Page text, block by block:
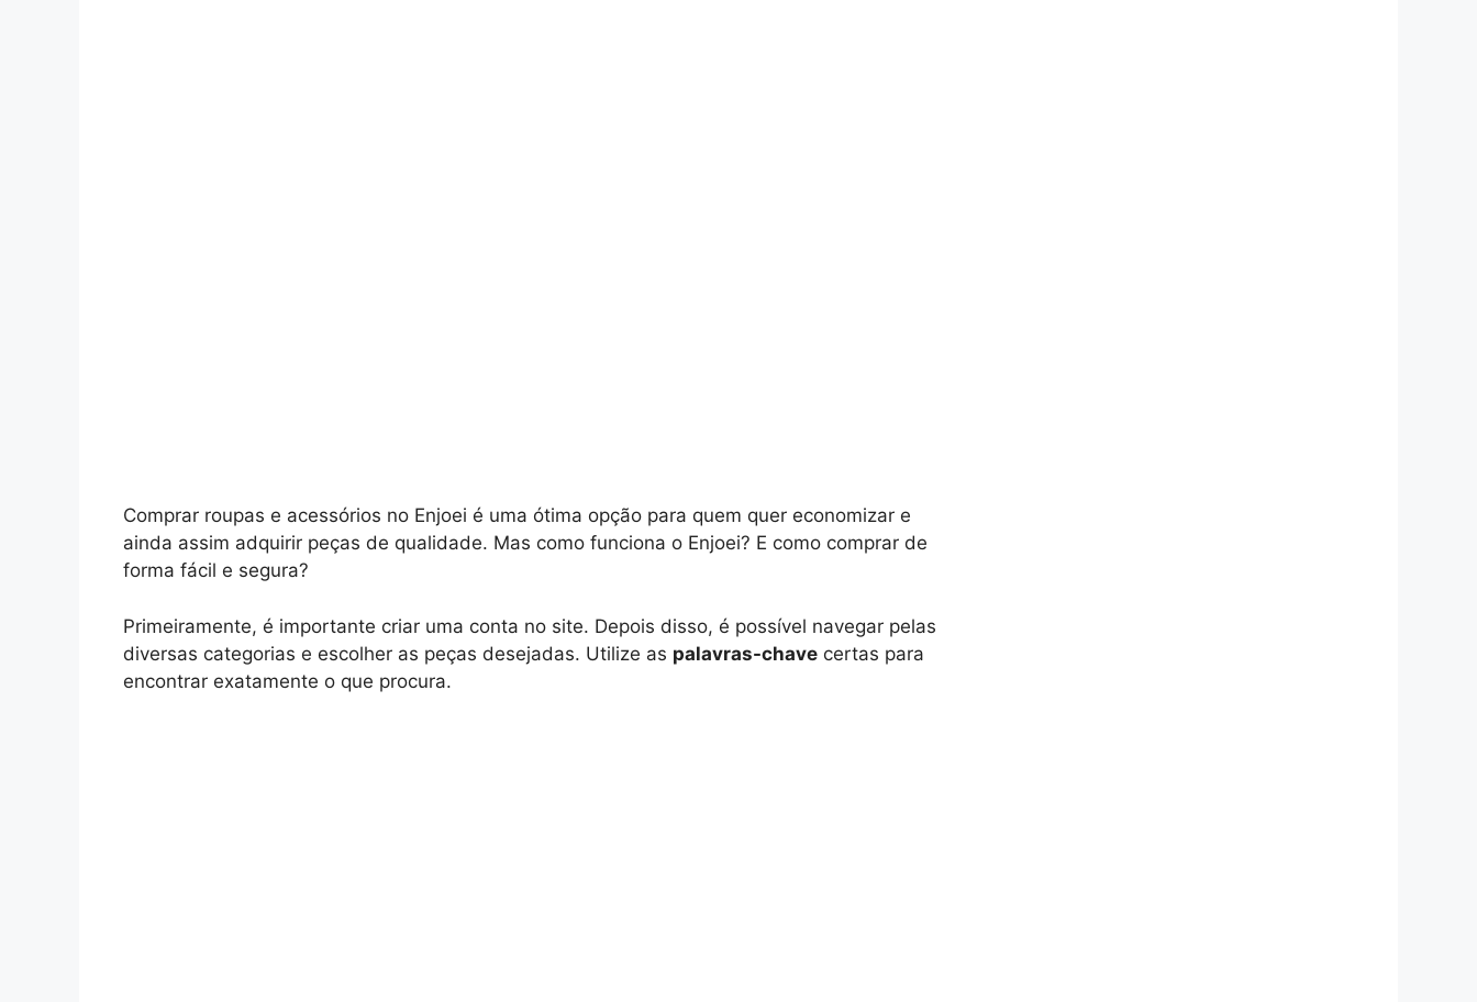
Comprar roupas e acessórios no Enjoei é uma ótima opção para quem quer economizar e
ainda assim adquirir peças de qualidade. Mas como funciona o Enjoei? E como comprar de
forma fácil e segura?
Primeiramente, é importante criar uma conta no site. Depois disso, é possível navegar pelas
diversas categorias e escolher as peças desejadas. Utilize as palavras-chave certas para
encontrar exatamente o que procura.